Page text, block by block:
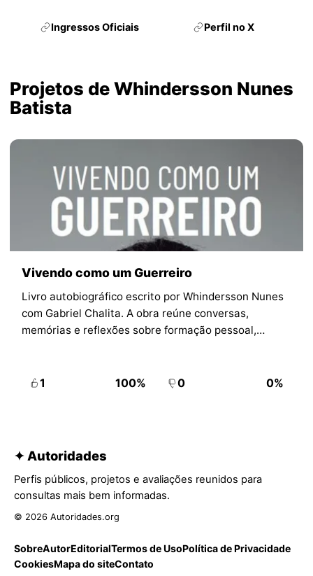
Ingressos Oficiais Perfil no X
Projetos de Whindersson Nunes
Batista
Vivendo como um Guerreiro
Livro autobiográfico escrito por Whindersson Nunes
com Gabriel Chalita. A obra reúne conversas,
memórias e reflexões sobre formação pessoal,
1 100% 0 0%
✦ Autoridades
Perfis públicos, projetos e avaliações reunidos para
consultas mais bem informadas.
© 2026 Autoridades.org
SobreAutorEditorialTermos de UsoPolítica de Privacidade
CookiesMapa do siteContato